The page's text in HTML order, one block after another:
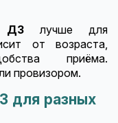
Д3 лучше для
от возраста,
приёма.
провизором.
для разных